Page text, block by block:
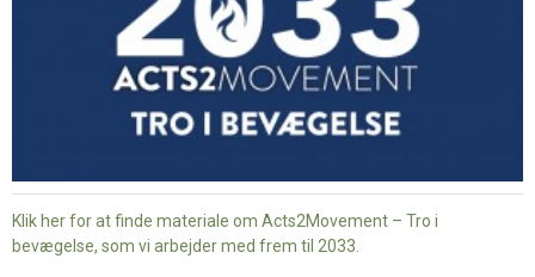
Klik her for at finde materiale om Acts2Movement – Tro i
bevægelse, som vi arbejder med frem til 2033.